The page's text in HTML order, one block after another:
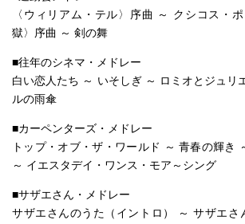
〈ウィリアム・テル〉序曲 ～ クシコス・
獄〉序曲 ～ 剣の舞
■往年のシネマ・メドレー
白い恋人たち ～ いそしぎ ～ ロミオとジュリ
ルの雨傘
■カーペンターズ・メドレー
トップ・オブ・ザ・ワールド ～ 青春の輝き
～ イエスタデイ・ワンス・モア～シング
■サザエさん・メドレー
サザエさんのうた（イントロ） ～ サザエさ